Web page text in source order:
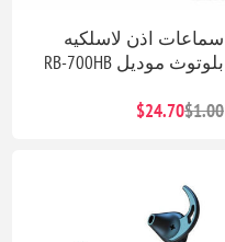
سماعات اذن لاسلكيه
بلوتوث موديل RB-700HB
$1.00
$24.70